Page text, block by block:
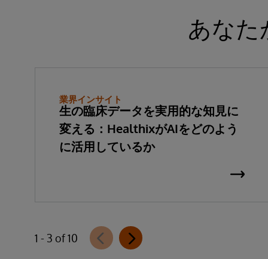
あなた
業界インサイト
生の臨床データを実用的な知見に
変える：HealthixがAIをどのよう
に活用しているか
1 - 3 of 10